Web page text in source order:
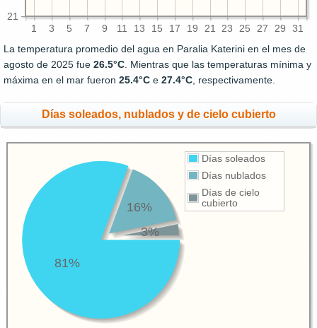
1 3 5 7 9 11 13 15 17 19 21 23 25 27 29 31
21
La temperatura promedio del agua en Paralia Katerini en el mes de
agosto de 2025 fue 26.5°C. Mientras que las temperaturas mínima y
máxima en el mar fueron 25.4°C e 27.4°C, respectivamente.
Días soleados, nublados y de cielo cubierto
Días soleados
Días nublados
Días de cielo
cubierto
81%
16%
3%